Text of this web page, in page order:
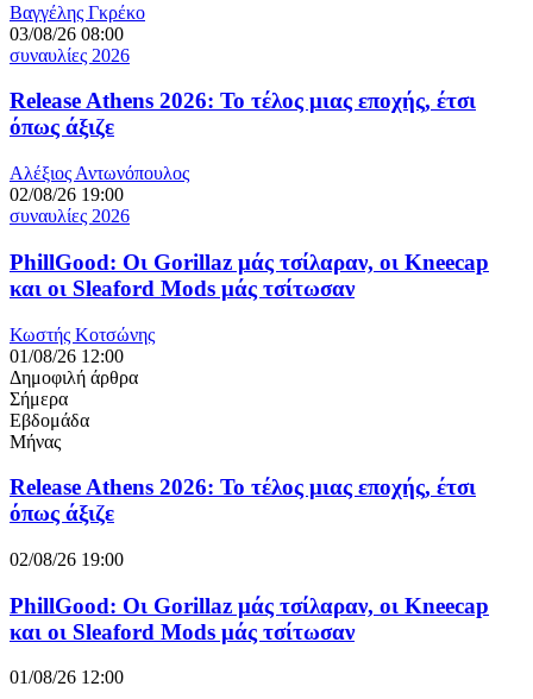
Βαγγέλης Γκρέκο
03/08/26 08:00
συναυλίες 2026
Release Athens 2026: Το τέλος μιας εποχής, έτσι
όπως άξιζε
Αλέξιος Αντωνόπουλος
02/08/26 19:00
συναυλίες 2026
PhillGood: Οι Gorillaz μάς τσίλαραν, οι Kneecap
και οι Sleaford Mods μάς τσίτωσαν
Κωστής Κοτσώνης
01/08/26 12:00
Δημοφιλή άρθρα
Σήμερα
Εβδομάδα
Μήνας
Release Athens 2026: Το τέλος μιας εποχής, έτσι
όπως άξιζε
02/08/26 19:00
PhillGood: Οι Gorillaz μάς τσίλαραν, οι Kneecap
και οι Sleaford Mods μάς τσίτωσαν
01/08/26 12:00